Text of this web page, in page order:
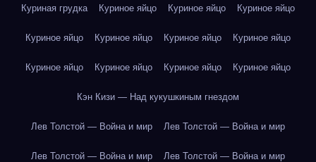
Куриная грудка Куриное яйцо Куриное яйцо Куриное яйцо
Куриное яйцо Куриное яйцо Куриное яйцо Куриное яйцо
Куриное яйцо Куриное яйцо Куриное яйцо Куриное яйцо
Кэн Кизи — Над кукушкиным гнездом
Лев Толстой — Война и мир Лев Толстой — Война и мир
Лев Толстой — Война и мир Лев Толстой — Война и мир